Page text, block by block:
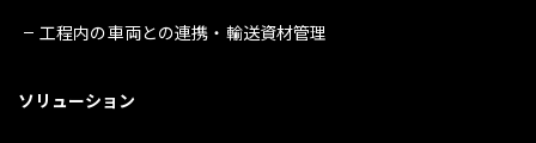
工程内の車両との連携・輸送資材管理
ソリューション